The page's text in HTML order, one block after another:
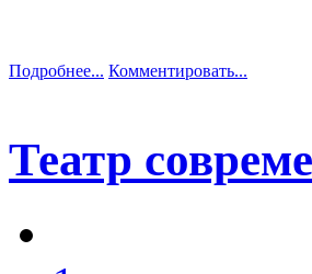
Подробнее... Комментировать...
Театр